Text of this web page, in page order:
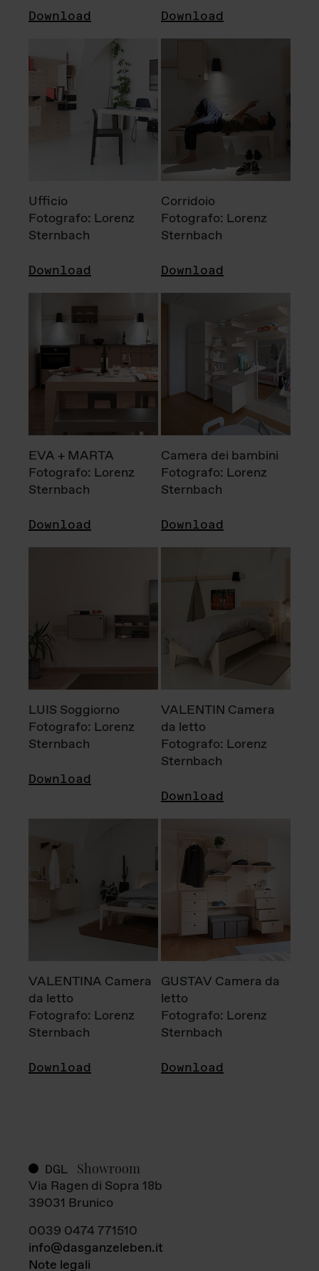
Download Download
Ufficio
Fotografo: Lorenz
Sternbach
Download
Corridoio
Fotografo: Lorenz
Sternbach
Download
EVA + MARTA
Fotografo: Lorenz
Sternbach
Download
Camera dei bambini
Fotografo: Lorenz
Sternbach
Download
LUIS Soggiorno
Fotografo: Lorenz
Sternbach
Download
VALENTIN Camera
da letto
Fotografo: Lorenz
Sternbach
Download
VALENTINA Camera
da letto
Fotografo: Lorenz
Sternbach
Download
GUSTAV Camera da
letto
Fotografo: Lorenz
Sternbach
Download
DGL Showroom
Via Ragen di Sopra 18b
39031 Brunico
0039 0474 771510
info@dasganzeleben.it
Note legali